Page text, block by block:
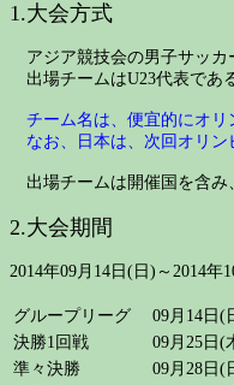
1.大会方式
アジア競技会の男子サッカ
出場チームはU23代表であ
チーム名は、便宜的にオリ
なお、日本は、次回オリン
出場チームは開催国を含み
2.大会期間
2014年09月14日(日)～2014年
グループリーグ
09月14日(
決勝1回戦
09月25日(
準々決勝
09月28日(